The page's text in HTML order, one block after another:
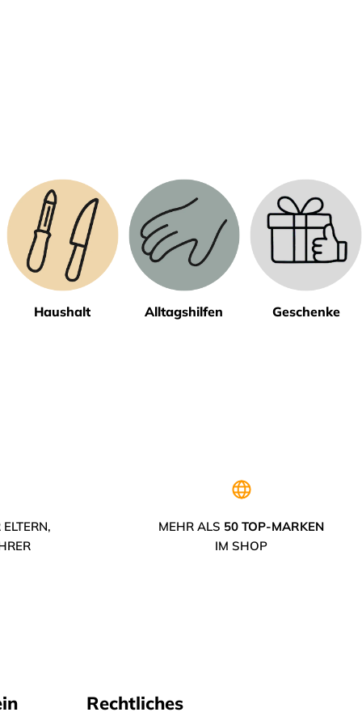
Haushalt Alltagshilfen Geschenke
ELTERN,
MEHR ALS 50 TOP-MARKEN
IM SHOP
Rechtliches